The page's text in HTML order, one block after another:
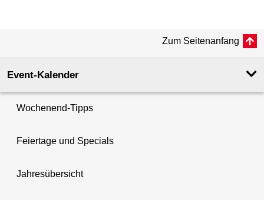
Zum Seitenanfang
Event-Kalender
Wochenend-Tipps
Feiertage und Specials
Jahresübersicht